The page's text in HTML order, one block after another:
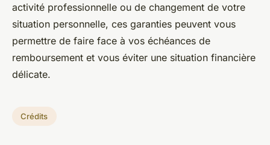
activité professionnelle ou de changement de votre
situation personnelle, ces garanties peuvent vous
permettre de faire face à vos échéances de
remboursement et vous éviter une situation financière
délicate.
Crédits